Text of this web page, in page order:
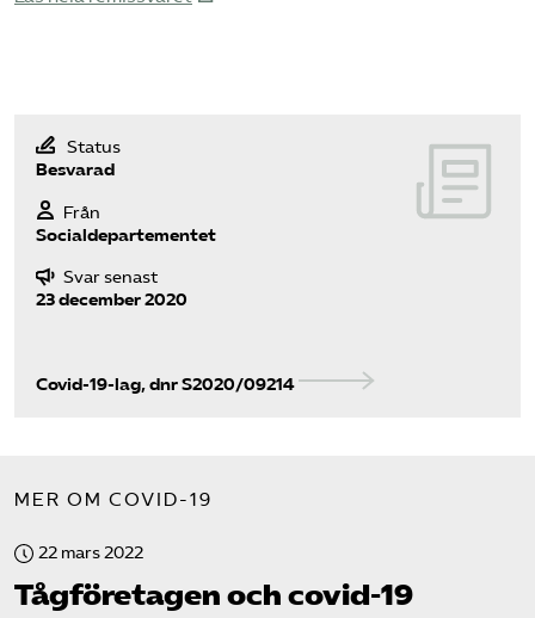
Status
Besvarad
Från
Socialdepartementet
Svar senast
23 december 2020
Covid-19-lag, dnr S2020/09214
MER OM COVID-19
22 mars 2022
Tåg­företagen och covid-19